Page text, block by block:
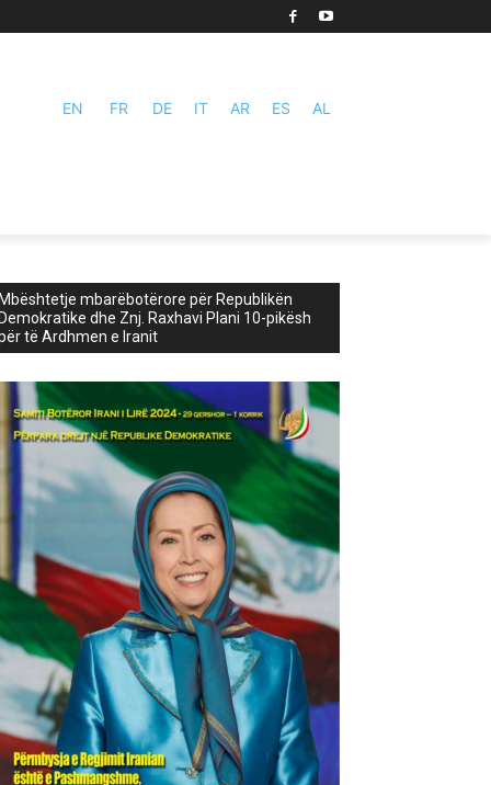
EN FR DE IT AR ES AL
mbarëbotërore për Republikën
dhe Znj. Raxhavi Plani 10-pikësh
të Ardhmen e Iranit